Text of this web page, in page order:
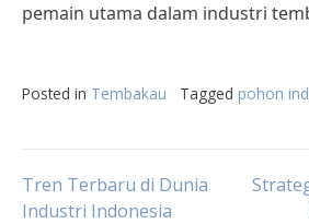
pemain utama dalam industri
Posted in Tembakau Tagged pohon
Post
Tren Terbaru di Dunia
Industri Indonesia